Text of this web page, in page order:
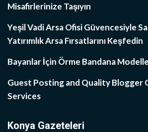
Misafirlerinize Taşıyın
Yeşil Vadi Arsa Ofisi Güvencesiyle
Yatırımlık Arsa Fırsatlarını Keşfedin
Bayanlar İçin Örme Bandana
Guest Posting and Quality Blogger
Services
Konya Gazeteleri